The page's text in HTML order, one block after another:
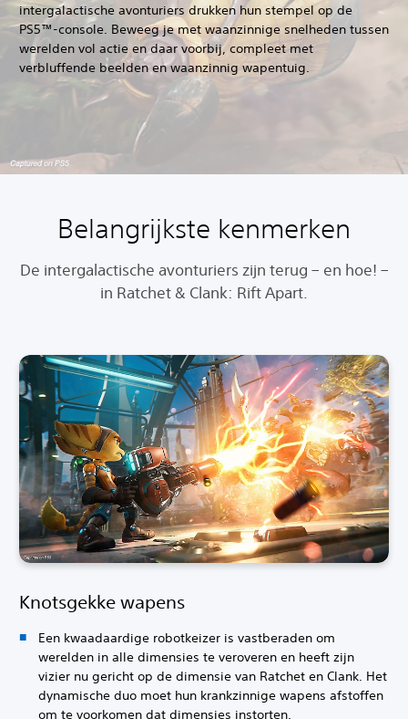
intergalactische avonturiers drukken hun stempel op de
PS5™-console. Beweeg je met waanzinnige snelheden tussen
werelden vol actie en daar voorbij, compleet met
verbluffende beelden en waanzinnig wapentuig.
Belangrijkste kenmerken
De intergalactische avonturiers zijn terug – en hoe! –
in Ratchet & Clank: Rift Apart.
Knotsgekke wapens
Een kwaadaardige robotkeizer is vastberaden om
werelden in alle dimensies te veroveren en heeft zijn
vizier nu gericht op de dimensie van Ratchet en Clank. Het
dynamische duo moet hun krankzinnige wapens afstoffen
om te voorkomen dat dimensies instorten.